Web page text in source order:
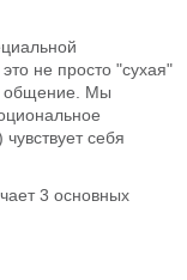
не просто "сухая"
общение. Мы
себя
3 основных